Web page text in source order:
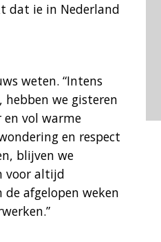
dat ie in Nederland
weten. “Intens
we gisteren
en vol warme
en respect
blijven we
voor altijd
afgelopen weken